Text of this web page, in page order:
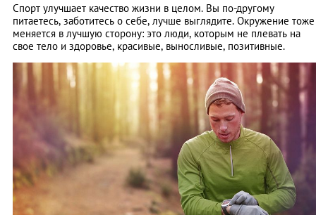
Спорт улучшает качество жизни в целом. Вы по-другому
питаетесь, заботитесь о себе, лучше выглядите. Окружение тоже
меняется в лучшую сторону: это люди, которым не плевать на
свое тело и здоровье, красивые, выносливые, позитивные.